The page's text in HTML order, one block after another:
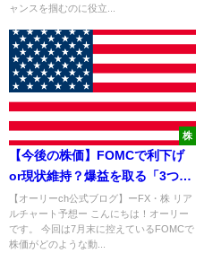
ャンスを掴むのに役立...
株
【今後の株価】FOMCで利下げ
or現状維持？爆益を取る「3つの
作戦」を解説！
【オーリーch公式ブログ】ーFX・株 リア
ルチャート予想ー こんにちは！オーリー
です。 今回は7月末に控えているFOMCで
株価がどのような動...